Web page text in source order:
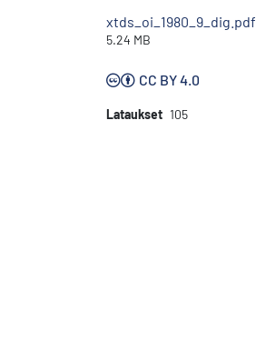
xtds_oi_1980_9_dig.pdf
5.24 MB
CC BY 4.0
Lataukset 105